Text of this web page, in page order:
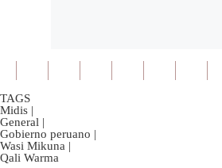
TAGS
Midis |
General |
Gobierno peruano |
Wasi Mikuna |
Qali Warma